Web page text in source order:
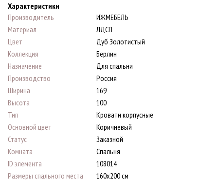
Характеристики
Производитель
ИЖМЕБЕЛЬ
Материал
ЛДСП
Цвет
Дуб Золотистый
Коллекция
Берлин
Назначение
Для спальни
Производство
Россия
Ширина
169
Высота
100
Тип
Кровати корпусные
Основной цвет
Коричневый
Статус
Заказной
Комната
Спальня
ID элемента
108014
Размеры спального места
160х200 см